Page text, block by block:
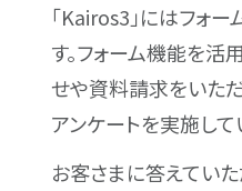
「Kairos3」にはフォ
す。フォーム機能を活
せや資料請求をいた
アンケートを実施して
お客さまに答えてい